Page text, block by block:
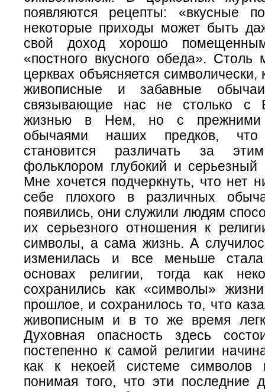
появляются рецепты: «вкусные
некоторые приходы может быть
свой доход хорошо
«постного вкусного обеда».
церквах объясняется символически,
живописные и забавные
связывающие нас не столько с
жизнью в Нем, но с прежними
обычаями наших предков,
становится различать за
фольклором глубокий и серьезный
Мне хочется подчеркнуть, что нет
себе плохого в различных
появились, они служили людям
их серьезного отношения к
символы, а сама жизнь. А
изменилась и все меньше
основах религии, тогда как
сохранились как «символы»
прошлое, и сохранилось то, что
живописным и в то же время
Духовная опасность здесь
постепенно к самой религии
как к некоей системе
понимая того, что эти последние